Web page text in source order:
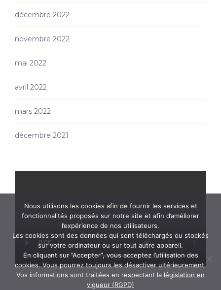
décembre 2022
novembre 2022
mai 2022
avril 2022
mars 2022
décembre 2021
Nous utilisons les cookies afin de fournir les services et
fonctionnalités proposés sur notre site et afin d’améliorer
l’expérience de nos utilisateurs.
Les cookies sont des données qui sont téléchargés ou stockés
sur votre ordinateur ou sur tout autre appareil.
En cliquant sur ”Accepter”, vous acceptez l’utilisation des
cookies. Vous pourrez toujours les désactiver ultérieurement.
Vos informations sont traitées en respectant la législation en
vigueur (RGPD)